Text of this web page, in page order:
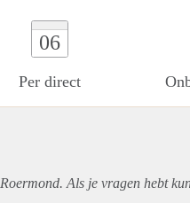
06
Per direct
Als je vragen hebt